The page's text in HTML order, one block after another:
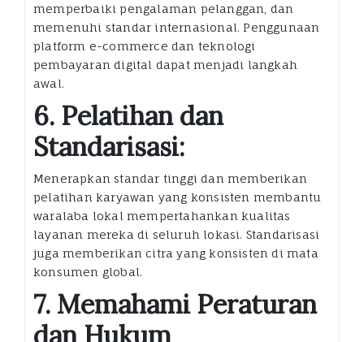
memperbaiki pengalaman pelanggan, dan
memenuhi standar internasional. Penggunaan
platform e-commerce dan teknologi
pembayaran digital dapat menjadi langkah
awal.
6. Pelatihan dan
Standarisasi:
Menerapkan standar tinggi dan memberikan
pelatihan karyawan yang konsisten membantu
waralaba lokal mempertahankan kualitas
layanan mereka di seluruh lokasi. Standarisasi
juga memberikan citra yang konsisten di mata
konsumen global.
7. Memahami Peraturan
dan Hukum